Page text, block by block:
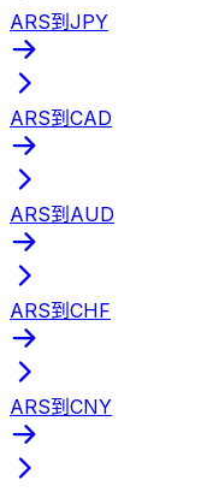
ARS到JPY
ARS到CAD
ARS到AUD
ARS到CHF
ARS到CNY